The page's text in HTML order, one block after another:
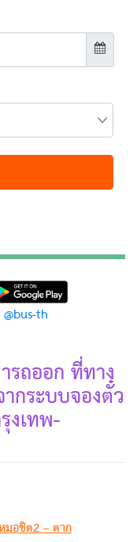
@bus-th
รถออก ที่ทาง
กระบบจองตั๋ว
งเทพ-
มอชิต2 – ตาก